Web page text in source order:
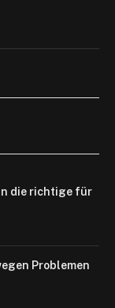
die richtige für
Problemen